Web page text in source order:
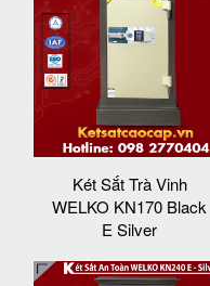
Két Sắt Trà Vinh
WELKO KN170 Black
E Silver